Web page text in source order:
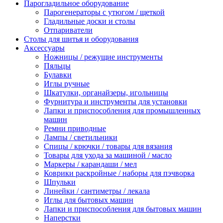
Парогладильное оборудование
Парогенераторы с утюгом / щеткой
Гладильные доски и столы
Отпариватели
Столы для шитья и оборудования
Аксессуары
Ножницы / режущие инструменты
Пяльцы
Булавки
Иглы ручные
Шкатулки, органайзеры, игольницы
Фурнитура и инструменты для установки
Лапки и приспособления для промышленных
машин
Ремни приводные
Лампы / светильники
Спицы / крючки / товары для вязания
Товары для ухода за машиной / масло
Маркеры / карандаши / мел
Коврики раскройные / наборы для пэчворка
Шпульки
Линейки / сантиметры / лекала
Иглы для бытовых машин
Лапки и приспособления для бытовых машин
Наперстки